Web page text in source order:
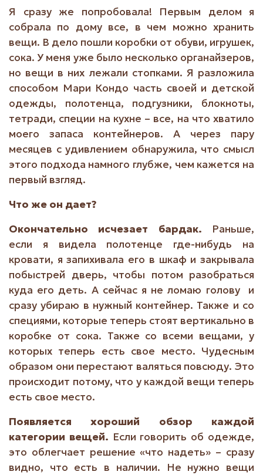
Я сразу же попробовала! Первым делом я
собрала по дому все, в чем можно хранить
вещи. В дело пошли коробки от обуви, игрушек,
сока. У меня уже было несколько органайзеров,
но вещи в них лежали стопками. Я разложила
способом Мари Кондо часть своей и детской
одежды, полотенца, подгузники, блокноты,
тетради, специи на кухне – все, на что хватило
моего запаса контейнеров. А через пару
месяцев с удивлением обнаружила, что смысл
этого подхода намного глубже, чем кажется на
первый взгляд.
Что же он дает?
Окончательно исчезает бардак. Раньше,
если я видела полотенце где-нибудь на
кровати, я запихивала его в шкаф и закрывала
побыстрей дверь, чтобы потом разобраться
куда его деть. А сейчас я не ломаю голову и
сразу убираю в нужный контейнер. Также и со
специями, которые теперь стоят вертикально в
коробке от сока. Также со всеми вещами, у
которых теперь есть свое место. Чудесным
образом они перестают валяться повсюду. Это
происходит потому, что у каждой вещи теперь
есть свое место.
Появляется хороший обзор каждой
категории вещей. Если говорить об одежде,
это облегчает решение «что надеть» – сразу
видно, что есть в наличии. Не нужно вещи